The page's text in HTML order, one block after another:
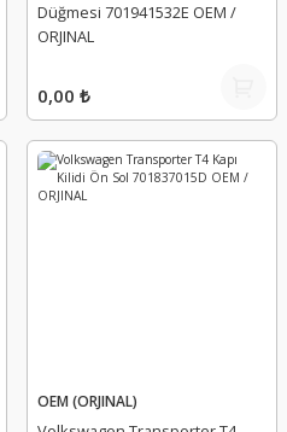
Düğmesi 701941532E OEM /
ORJINAL
0,00 ₺
OEM (ORJINAL)